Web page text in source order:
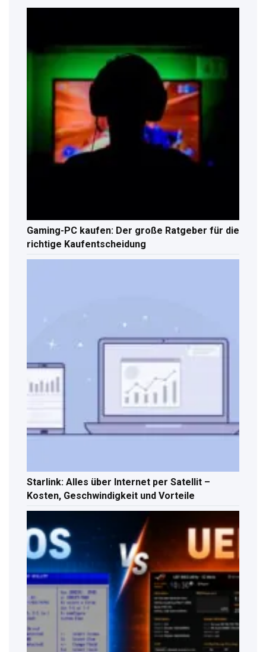
Gaming-PC kaufen: Der große Ratgeber für die
richtige Kaufentscheidung
Starlink: Alles über Internet per Satellit –
Kosten, Geschwindigkeit und Vorteile